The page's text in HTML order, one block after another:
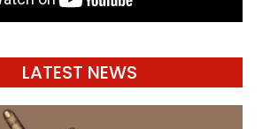
LATEST NEWS